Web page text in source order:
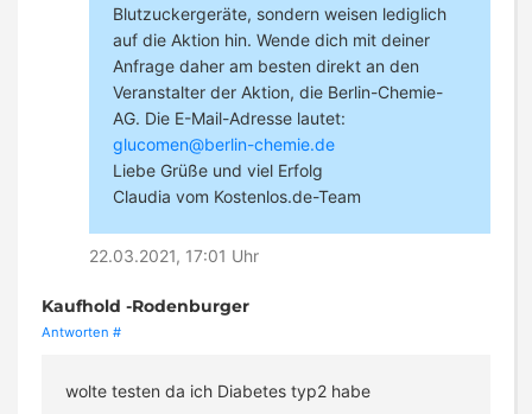
Blutzuckergeräte, sondern weisen lediglich
auf die Aktion hin. Wende dich mit deiner
Anfrage daher am besten direkt an den
Veranstalter der Aktion, die Berlin-Chemie-
AG. Die E-Mail-Adresse lautet:
glucomen@berlin-chemie.de
Liebe Grüße und viel Erfolg
Claudia vom Kostenlos.de-Team
22.03.2021, 17:01 Uhr
Kaufhold -Rodenburger
Antworten #
wolte testen da ich Diabetes typ2 habe